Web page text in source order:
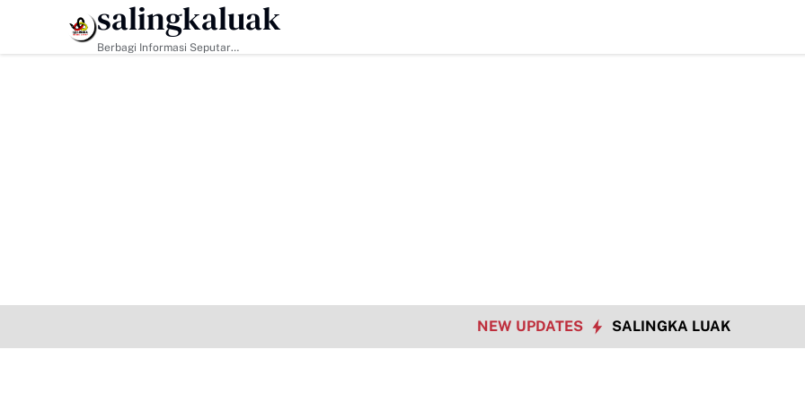
HEADLINE
salingkaluak
Berbagi Informasi Seputar
NEW UPDATES SALINGKA LUAK